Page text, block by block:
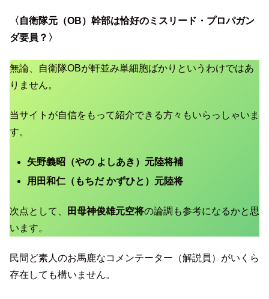
〈自衛隊元（OB）幹部は恰好のミスリード・プロパガン
ダ要員？〉
無論、自衛隊OBが軒並み単細胞ばかりというわけではあ
りません。
当サイトが自信をもって紹介できる方々もいらっしゃいま
す。
矢野義昭（やの よしあき）元陸将補
用田和仁（もちだ かずひと）元陸将
次点として、 田母神俊雄元空将の論調も参考になるかと思
います。
民間ど素人のお馬鹿なコメンテーター（解説員）がいくら
存在しても構いません。